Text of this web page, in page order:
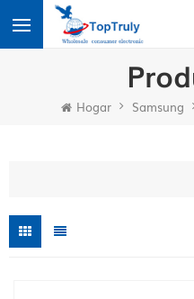
Hogar Samsung